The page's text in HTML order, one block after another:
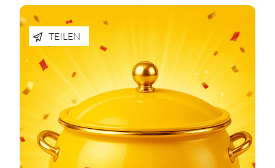
TEILEN